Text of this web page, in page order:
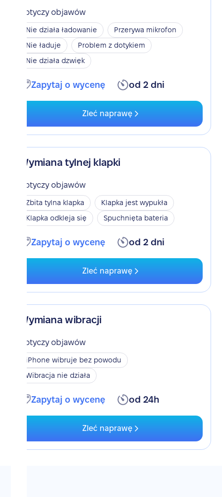
Dotyczy objawów
Nie działa ładowanie
Przerywa mikrofon
Nie ładuje
Problem z dotykiem
Nie działa dzwięk
Zapytaj o wycenę od 2 dni
Zleć naprawę
Wymiana tylnej klapki
Dotyczy objawów
Zbita tylna klapka
Klapka jest wypukła
Klapka odkleja się
Spuchnięta bateria
Zapytaj o wycenę od 2 dni
Zleć naprawę
Wymiana wibracji
Dotyczy objawów
iPhone wibruje bez powodu
Wibracja nie działa
Zapytaj o wycenę od 24h
Zleć naprawę